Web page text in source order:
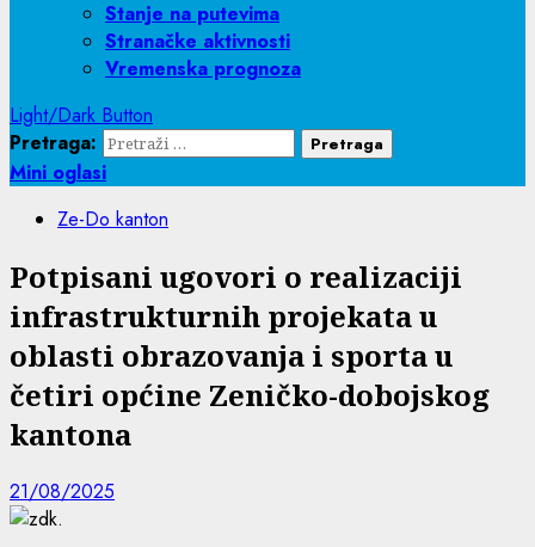
Stanje na putevima
Stranačke aktivnosti
Vremenska prognoza
Light/Dark Button
Pretraga:
Mini oglasi
Ze-Do kanton
Potpisani ugovori o realizaciji
infrastrukturnih projekata u
oblasti obrazovanja i sporta u
četiri općine Zeničko-dobojskog
kantona
21/08/2025